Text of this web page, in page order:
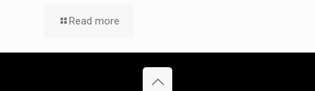
Read more